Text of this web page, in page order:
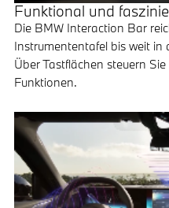
Funktional und
Die BMW Interaction Bar
Instrumententafel bis weit in
Über Tastflächen steuern
Funktionen.